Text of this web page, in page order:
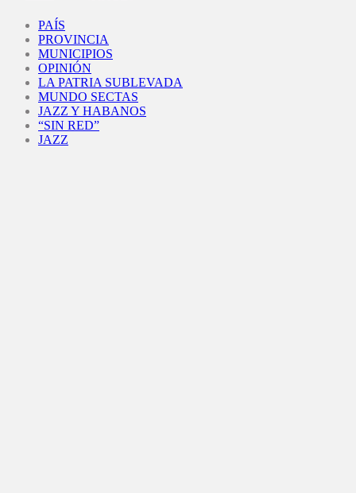
PAÍS
PROVINCIA
MUNICIPIOS
OPINIÓN
LA PATRIA SUBLEVADA
MUNDO SECTAS
JAZZ Y HABANOS
“SIN RED”
JAZZ